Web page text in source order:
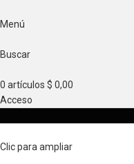
Menú
Buscar
0 artículos $ 0,00
Acceso
Clic para ampliar